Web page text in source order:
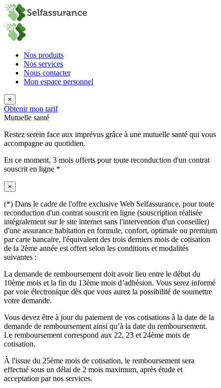
Nos produits
Nos services
Nous contacter
Mon espace personnel
×
Obtenir mon tarif
Mutuelle santé
Restez serein face aux imprévus grâce à une mutuelle santé qui vous
accompagne au quotidien.
En ce moment, 3 mois offerts pour toute reconduction d'un contrat
souscrit en ligne *
×
(*) Dans le cadre de l'offre exclusive Web Selfassurance, pour toute
reconduction d'un contrat souscrit en ligne (souscription réalisée
intégralement sur le site internet sans l'intervention d'un conseiller)
d'une assurance habitation en formule, confort, optimale ou premium
par carte bancaire, l'équivalent des trois derniers mois de cotisation
de la 2ème année est offert selon les conditions et modalités
suivantes :
La demande de remboursement doit avoir lieu entre le début du
10ème mois et la fin du 13ème mois d’adhésion. Vous serez informé
par voie électronique dès que vous aurez la possibilité de soumettre
votre demande.
Vous devez être à jour du paiement de vos cotisations à la date de la
demande de remboursement ainsi qu’à la date du remboursement.
Le remboursement correspond aux 22, 23 et 24ème mois de
cotisation.
À l'issue du 25ème mois de cotisation, le remboursement sera
effectué sous un délai de 2 mois maximum, après étude et
acceptation par nos services.